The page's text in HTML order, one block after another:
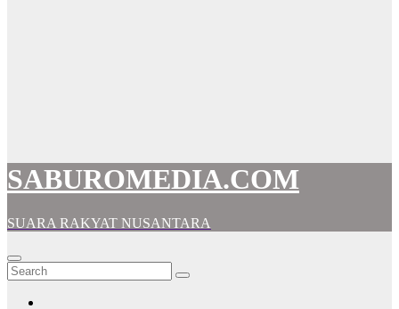
SABUROMEDIA.COM
SUARA RAKYAT NUSANTARA